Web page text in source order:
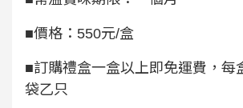
■價格：550元/盒
■訂購禮盒一盒以上即免運費，每
袋乙只